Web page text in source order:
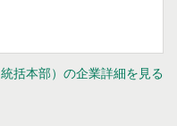
括本部）の企業詳細を見る